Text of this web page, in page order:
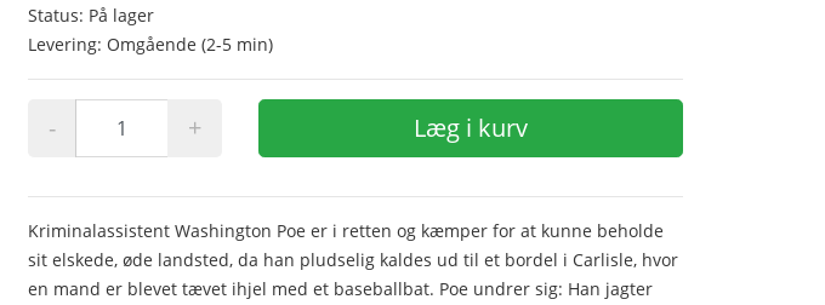
Status: På lager
Levering: Omgående (2-5 min)
- + Læg i kurv
Kriminalassistent Washington Poe er i retten og kæmper for at kunne beholde
sit elskede, øde landsted, da han pludselig kaldes ud til et bordel i Carlisle, hvor
en mand er blevet tævet ihjel med et baseballbat. Poe undrer sig: Han jagter